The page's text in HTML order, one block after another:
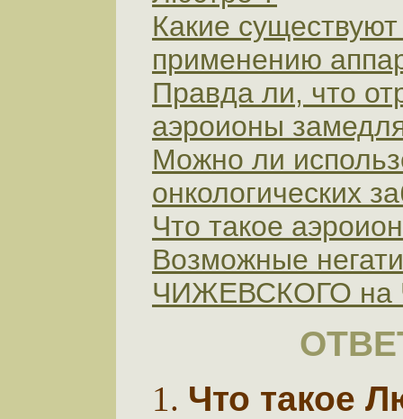
Какие
применению
Правда ли, что
аэроионы
Можно ли
онкологических
Что такое
Возможные
ЧИЖЕВСКОГО на
Что такое